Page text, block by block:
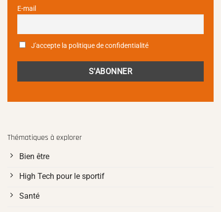
E-mail
J'accepte la politique de confidentialité
Thématiques à explorer
Bien être
High Tech pour le sportif
Santé